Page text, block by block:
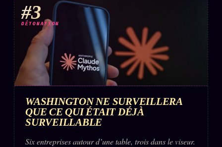
#3
DÉTONATION
WASHINGTON NE SURVEILLERA
QUE CE QUI ÉTAIT DÉJÀ
SURVEILLABLE
Six entreprises autour d’une table, trois dans le viseur.